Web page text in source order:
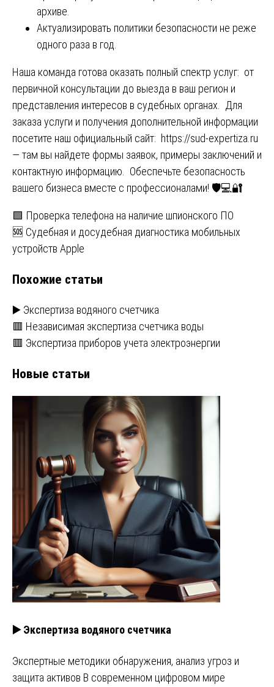
архиве.
Актуализировать политики безопасности не реже
одного раза в год.
Наша команда готова оказать полный спектр услуг: от
первичной консультации до выезда в ваш регион и
представления интересов в судебных органах. Для
заказа услуги и получения дополнительной информации
посетите наш официальный сайт: https://sud-expertiza.ru
— там вы найдете формы заявок, примеры заключений и
контактную информацию. Обеспечьте безопасность
вашего бизнеса вместе с профессионалами! 🛡️💻🔐
Навигация
по
🟩 Проверка телефона на наличие шпионского ПО
🆘 Судебная и досудебная диагностика мобильных
устройств Apple
Похожие статьи
▶️ Экспертиза водяного счетчика
🟥 Независимая экспертиза счетчика воды
🟥 Экспертиза приборов учета электроэнергии
Новые статьи
▶️ Экспертиза водяного счетчика
Экспертные методики обнаружения, анализ угроз и
защита активов В современном цифровом мире